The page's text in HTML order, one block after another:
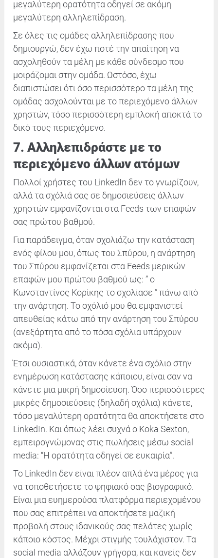
μεγαλύτερη ορατότητα οδηγεί σε ακόμη
μεγαλύτερη αλληλεπίδραση.
Σε όλες τις ομάδες αλληλεπίδρασης που
δημιουργώ, δεν έχω ποτέ την απαίτηση να
ασχοληθούν τα μέλη με κάθε σύνδεσμο που
μοιράζομαι στην ομάδα. Ωστόσο, έχω
διαπιστώσει ότι όσο περισσότερο τα μέλη της
ομάδας ασχολούνται με το περιεχόμενο άλλων
χρηστών, τόσο περισσότερη εμπλοκή αποκτά το
δικό τους περιεχόμενο.
7. Αλληλεπιδράστε με το
περιεχόμενο άλλων ατόμων
Πολλοί χρήστες του LinkedIn δεν το γνωρίζουν,
αλλά τα σχόλιά σας σε δημοσιεύσεις άλλων
χρηστών εμφανίζονται στα Feeds των επαφών
σας πρώτου βαθμού.
Για παράδειγμα, όταν σχολιάζω την κατάσταση
ενός φίλου μου, όπως του Σπύρου, η ανάρτηση
του Σπύρου εμφανίζεται στα Feeds μερικών
επαφών μου πρώτου βαθμού ως: ” o
Κωνσταντίνος Κορίκης το σχολίασε ” πάνω από
την ανάρτηση. Το σχόλιό μου θα εμφανιστεί
απευθείας κάτω από την ανάρτηση του Σπύρου
(ανεξάρτητα από το πόσα σχόλια υπάρχουν
ακόμα).
Έτσι ουσιαστικά, όταν κάνετε ένα σχόλιο στην
ενημέρωση κατάστασης κάποιου, είναι σαν να
κάνετε μια μικρή δημοσίευση. Όσο περισσότερες
μικρές δημοσιεύσεις (δηλαδή σχόλια) κάνετε,
τόσο μεγαλύτερη ορατότητα θα αποκτήσετε στο
LinkedIn. Και όπως λέει συχνά ο Koka Sexton,
εμπειρογνώμονας στις πωλήσεις μέσω social
media: “Η ορατότητα οδηγεί σε ευκαιρία”.
To LinkedIn δεν είναι πλέον απλά ένα μέρος για
να τοποθετήσετε το ψηφιακό σας βιογραφικό.
Είναι μια ευημερούσα πλατφόρμα περιεχομένου
που σας επιτρέπει να αποκτήσετε μαζική
προβολή στους ιδανικούς σας πελάτες χωρίς
κάποιο κόστος. Mέχρι στιγμής τουλάχιστον. Τα
social media αλλάζουν γρήγορα, και κανείς δεν